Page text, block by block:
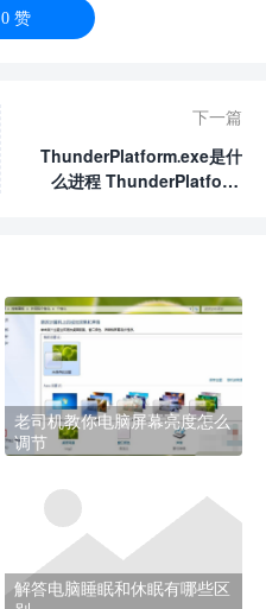
0赞
下一篇
ThunderPlatform.exe是什
么进程 ThunderPlatform
老司机教你电脑屏幕亮度怎么
调节
解答电脑睡眠和休眠有哪些区